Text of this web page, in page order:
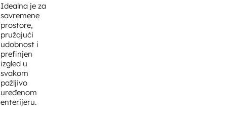
Idealna je za
savremene
prostore,
pružajući
udobnost i
prefinjen
izgled u
svakom
pažljivo
uređenom
enterijeru.